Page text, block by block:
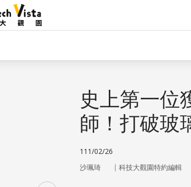
史上第一位
師！打破玻
111/02/26
沙珮琦 ｜ 科技大觀園特約編輯